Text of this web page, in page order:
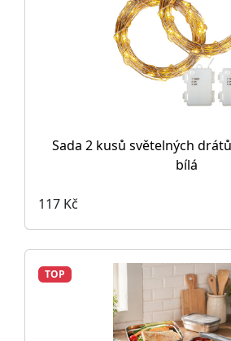
Sada 2 kusů světelných
bílá
117 Kč
TOP